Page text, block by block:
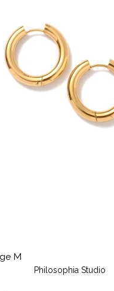
M
Philosophia Studio